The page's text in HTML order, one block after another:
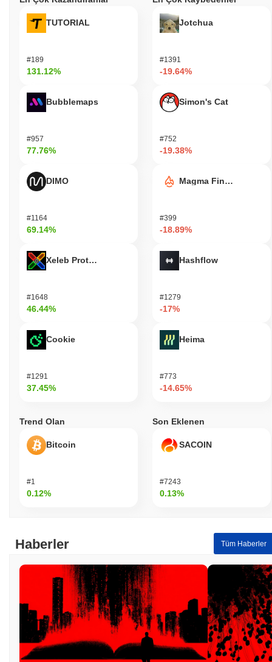
TUTORIAL
#189
131.12%
Bubblemaps
#957
77.76%
DIMO
#1164
69.14%
Xeleb Protocol
#1648
46.44%
Cookie
#1291
37.45%
Jotchua
#1391
-19.64%
Simon's Cat
#752
-19.38%
Magma Finance
#399
-18.89%
Hashflow
#1279
-17%
Heima
#773
-14.65%
Trend Olan
Bitcoin
#1
0.12%
Son Eklenen
SACOIN
#7243
0.13%
Haberler Tüm Haberler